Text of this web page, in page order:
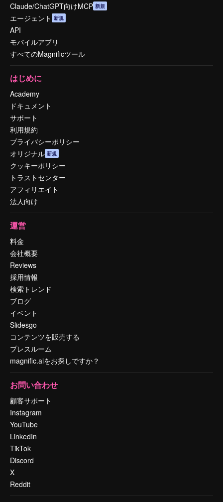
Claude/ChatGPT向けMCP 新規
エージェント 新規
API
モバイルアプリ
すべてのMagnificツール
はじめに
Academy
ドキュメント
サポート
利用規約
プライバシーポリシー
オリジナル 新規
クッキーポリシー
トラストセンター
アフィリエイト
法人向け
運営
料金
会社概要
Reviews
採用情報
検索トレンド
ブログ
イベント
Slidesgo
コンテンツを販売する
プレスルーム
magnific.aiをお探しですか？
お問い合わせ
顧客サポート
Instagram
YouTube
LinkedIn
TikTok
Discord
X
Reddit